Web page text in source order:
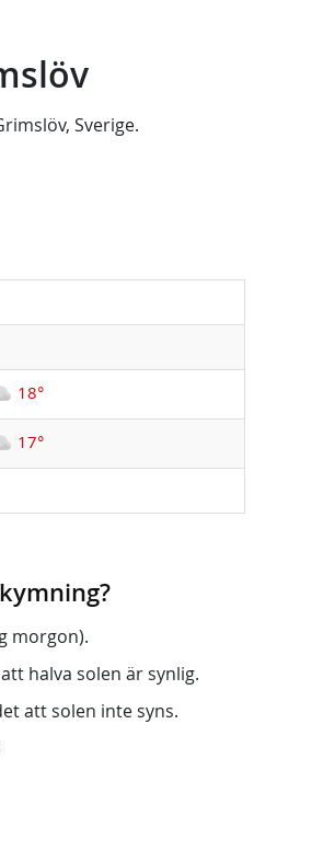
Sverige.
18°
17°
morgon).
halva solen är synlig.
att solen inte syns.